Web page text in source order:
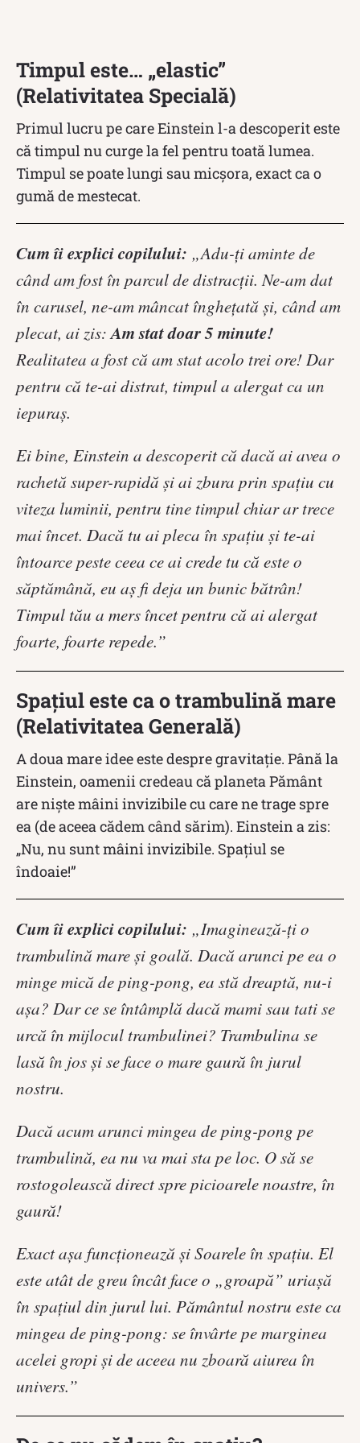
Timpul este… „elastic”
(Relativitatea Specială)
Primul lucru pe care Einstein l-a descoperit este
că timpul nu curge la fel pentru toată lumea.
Timpul se poate lungi sau micșora, exact ca o
gumă de mestecat.
Cum îi explici copilului: „Adu-ți aminte de
când am fost în parcul de distracții. Ne-am dat
în carusel, ne-am mâncat înghețată și, când am
plecat, ai zis:Am stat doar 5 minute!
Realitatea a fost că am stat acolo trei ore! Dar
pentru că te-ai distrat, timpul a alergat ca un
iepuraș.
Ei bine, Einstein a descoperit că dacă ai avea o
rachetă super-rapidă și ai zbura prin spațiu cu
viteza luminii, pentru tine timpul chiar ar trece
mai încet. Dacă tu ai pleca în spațiu și te-ai
întoarce peste ceea ce ai crede tu că este o
săptămână, eu aș fi deja un bunic bătrân!
Timpul tău a mers încet pentru că ai alergat
foarte, foarte repede.”
Spațiul este ca o trambulină mare
(Relativitatea Generală)
A doua mare idee este despre gravitație. Până la
Einstein, oamenii credeau că planeta Pământ
are niște mâini invizibile cu care ne trage spre
ea (de aceea cădem când sărim). Einstein a zis:
„Nu, nu sunt mâini invizibile. Spațiul se
îndoaie!”
Cum îi explici copilului: „Imaginează-ți o
trambulină mare și goală. Dacă arunci pe ea o
minge mică de ping-pong, ea stă dreaptă, nu-i
așa? Dar ce se întâmplă dacă mami sau tati se
urcă în mijlocul trambulinei? Trambulina se
lasă în jos și se face o mare gaură în jurul
nostru.
Dacă acum arunci mingea de ping-pong pe
trambulină, ea nu va mai sta pe loc. O să se
rostogolească direct spre picioarele noastre, în
gaură!
Exact așa funcționează și Soarele în spațiu. El
este atât de greu încât face o „groapă” uriașă
în spațiul din jurul lui. Pământul nostru este ca
mingea de ping-pong: se învârte pe marginea
acelei gropi și de aceea nu zboară aiurea în
univers.”